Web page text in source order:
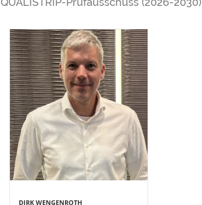
DIRK WENGENROTH